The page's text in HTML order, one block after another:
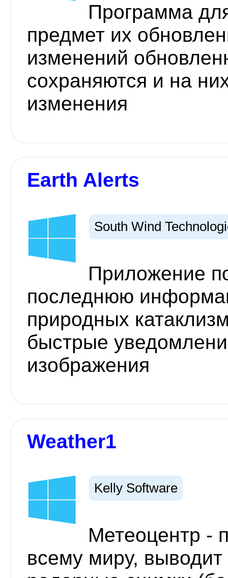
Программа
предмет их
изменений
сохраняются и на
изменения
Earth Alerts
South Wind
Приложение
последнюю
природных
быстрые
изображения
Weather1
Kelly Software
Метеоцентр -
всему миру,